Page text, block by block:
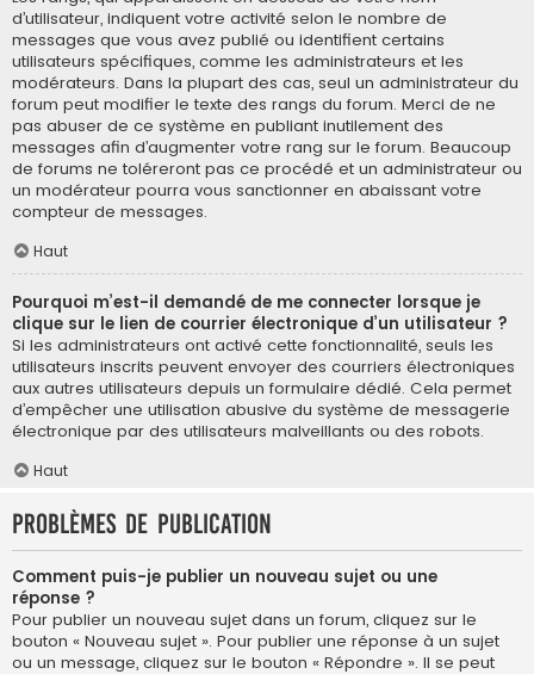
d’utilisateur, indiquent votre activité selon le nombre de
messages que vous avez publié ou identifient certains
utilisateurs spécifiques, comme les administrateurs et les
modérateurs. Dans la plupart des cas, seul un administrateur du
forum peut modifier le texte des rangs du forum. Merci de ne
pas abuser de ce système en publiant inutilement des
messages afin d’augmenter votre rang sur le forum. Beaucoup
de forums ne toléreront pas ce procédé et un administrateur ou
un modérateur pourra vous sanctionner en abaissant votre
compteur de messages.
Haut
Pourquoi m’est-il demandé de me connecter lorsque je
clique sur le lien de courrier électronique d’un utilisateur ?
Si les administrateurs ont activé cette fonctionnalité, seuls les
utilisateurs inscrits peuvent envoyer des courriers électroniques
aux autres utilisateurs depuis un formulaire dédié. Cela permet
d’empêcher une utilisation abusive du système de messagerie
électronique par des utilisateurs malveillants ou des robots.
Haut
Problèmes de publication
Comment puis-je publier un nouveau sujet ou une
réponse ?
Pour publier un nouveau sujet dans un forum, cliquez sur le
bouton « Nouveau sujet ». Pour publier une réponse à un sujet
ou un message, cliquez sur le bouton « Répondre ». Il se peut